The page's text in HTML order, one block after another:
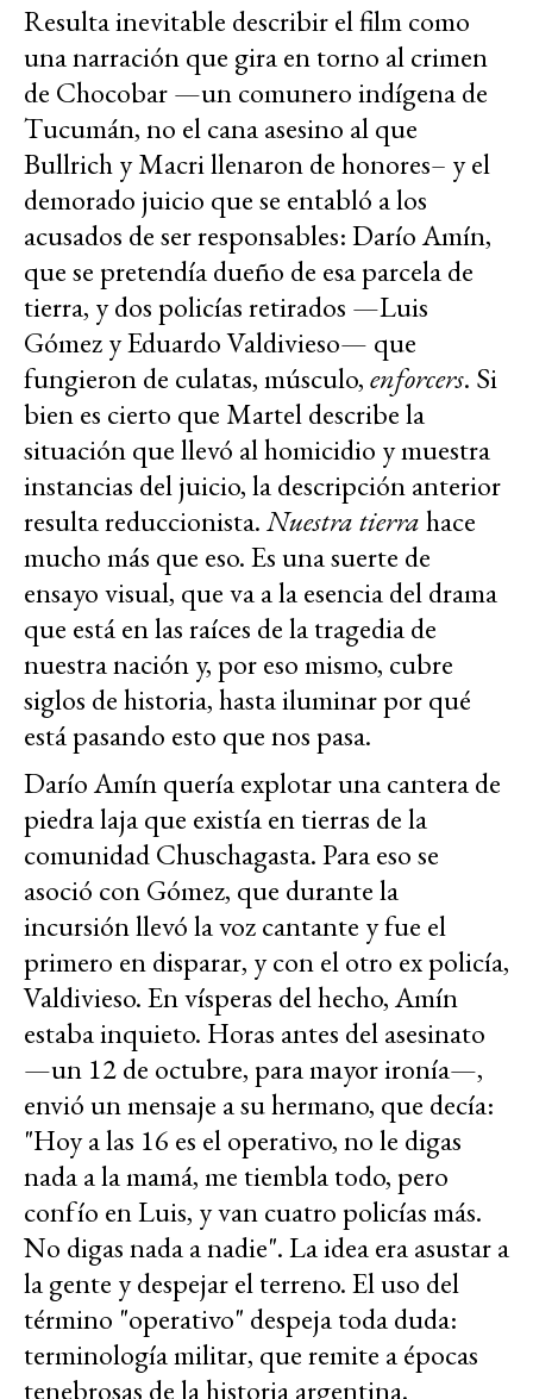
Resulta inevitable describir el film como
una narración que gira en torno al crimen
de Chocobar —un comunero indígena de
Tucumán, no el cana asesino al que
Bullrich y Macri llenaron de honores– y el
demorado juicio que se entabló a los
acusados de ser responsables: Darío Amín,
que se pretendía dueño de esa parcela de
tierra, y dos policías retirados —Luis
Gómez y Eduardo Valdivieso— que
fungieron de culatas, músculo,enforcers. Si
bien es cierto que Martel describe la
situación que llevó al homicidio y muestra
instancias del juicio, la descripción anterior
resulta reduccionista.Nuestra tierrahace
mucho más que eso. Es una suerte de
ensayo visual, que va a la esencia del drama
que está en las raíces de la tragedia de
nuestra nación y, por eso mismo, cubre
siglos de historia, hasta iluminar por qué
está pasando esto que nos pasa.
Darío Amín quería explotar una cantera de
piedra laja que existía en tierras de la
comunidad Chuschagasta. Para eso se
asoció con Gómez, que durante la
incursión llevó la voz cantante y fue el
primero en disparar, y con el otro ex policía,
Valdivieso. En vísperas del hecho, Amín
estaba inquieto. Horas antes del asesinato
—un 12 de octubre, para mayor ironía—,
envió un mensaje a su hermano, que decía:
"Hoy a las 16 es el operativo, no le digas
nada a la mamá, me tiembla todo, pero
confío en Luis, y van cuatro policías más.
No digas nada a nadie". La idea era asustar a
la gente y despejar el terreno. El uso del
término "operativo" despeja toda duda:
terminología militar, que remite a épocas
tenebrosas de la historia argentina.